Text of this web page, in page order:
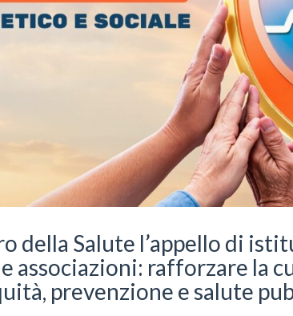
della Salute l’appello di
associazioni: rafforzare la
prevenzione e salute